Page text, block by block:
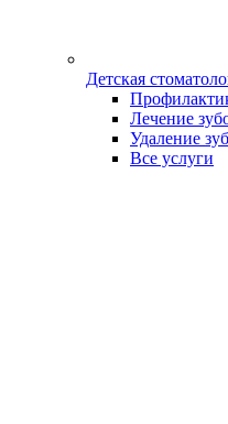
Детская
Лечение
Удаление
Все услуги